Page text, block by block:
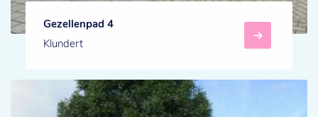
Gezellenpad 4
Klundert